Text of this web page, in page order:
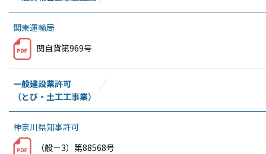
関東運輸局
関自貨第969号
一般建設業許可
（とび・土工工事業）
神奈川県知事許可
（般－3）第88568号